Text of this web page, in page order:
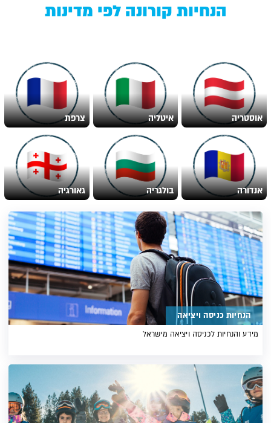
הנחיות קורונה לפי מדינות
אוסטריה איטליה צרפת
אנדורה בולגריה גאורגיה
הנחיות כניסה ויציאה
מידע והנחיות לכניסה ויציאה מישראל